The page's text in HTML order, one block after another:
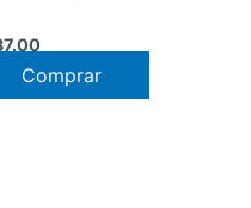
Comprar